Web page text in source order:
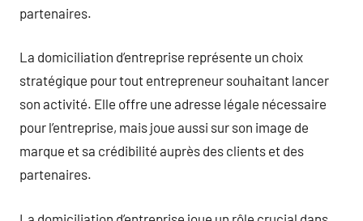
partenaires.
La domiciliation d’entreprise représente un choix
stratégique pour tout entrepreneur souhaitant lancer
son activité. Elle offre une adresse légale nécessaire
pour l’entreprise, mais joue aussi sur son image de
marque et sa crédibilité auprès des clients et des
partenaires.